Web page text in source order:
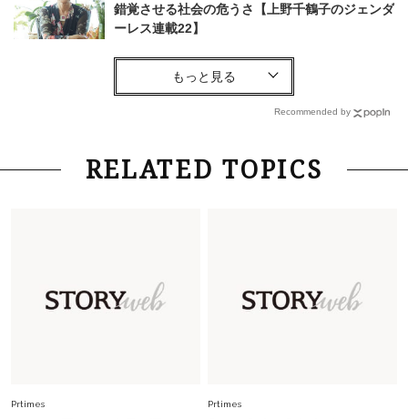
錯覚させる社会の危うさ【上野千鶴子のジェンダ
ーレス連載22】
Lifestyle
梅宮アンナさん 電撃婚から1年、家族の価値観
Fashion 2026.6.12
中村ゆりさん「40代になり、やっと“仕事以外の
ップス×パンツ」コーデ〈3選〉
Recommended by
RELATED TOPICS
Prtimes Prtimes